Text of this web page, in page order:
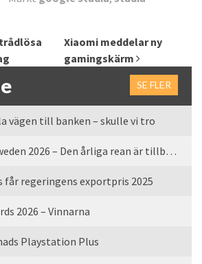
Xiaomi meddelar ny
gamingskärm
SE FLER
vägen till banken – skulle vi tro
Games Made in Sweden 2026 – Den årliga rean är tillbaka
får regeringens exportpris 2025
2026 – Vinnarna
Playstation Plus